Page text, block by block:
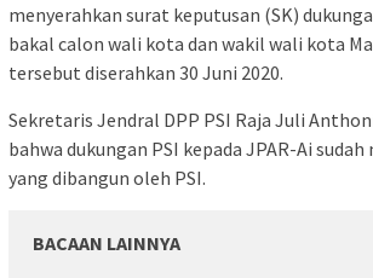
menyerahkan surat keputusan (SK)
bakal calon wali kota dan wakil wali kota
tersebut diserahkan 30 Juni 2020.
Sekretaris Jendral DPP PSI Raja Juli
bahwa dukungan PSI kepada JPAR-Ai
yang dibangun oleh PSI.
BACAAN LAINNYA